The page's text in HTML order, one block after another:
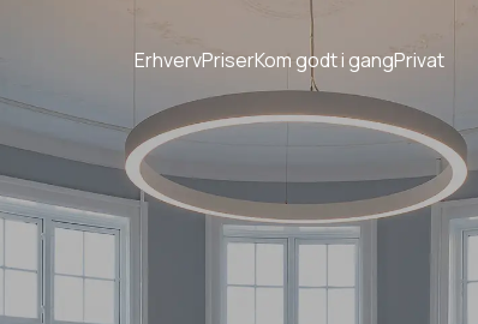
ErhvervPriserKom godt i gangPrivat